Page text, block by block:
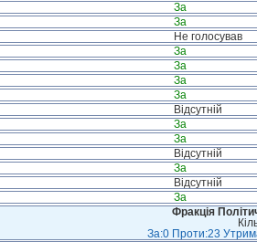
За
За
Не голосував
За
За
За
За
Відсутній
За
За
Відсутній
За
Відсутній
За
Фракція
За:0 Проти:23